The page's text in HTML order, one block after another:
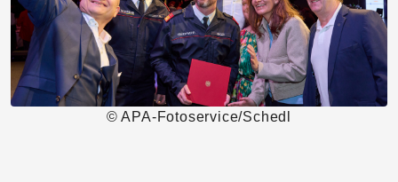
© APA-Fotoservice/Schedl